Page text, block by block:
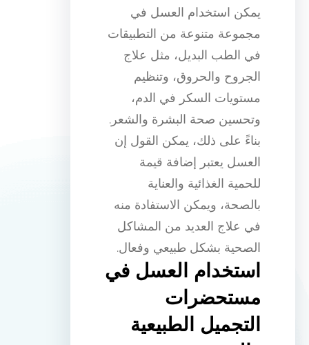
يمكن استخدام العسل في
مجموعة متنوعة من التطبيقات
في الطب البديل، مثل علاج
الجروح والحروق، وتنظيم
مستويات السكر في الدم،
وتحسين صحة البشرة والشعر.
بناءً على ذلك، يمكن القول إن
العسل يعتبر إضافة قيمة
للحمية الغذائية والعناية
بالصحة، ويمكن الاستفادة منه
في علاج العديد من المشاكل
الصحية بشكل طبيعي وفعال.
استخدام العسل في
مستحضرات
التجميل الطبيعية